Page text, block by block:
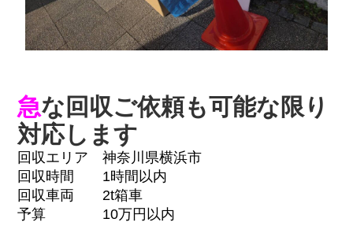
急な回収ご依頼も可能な限り
対応します
回収エリア 神奈川県横浜市
回収時間 1時間以内
回収車両 2t箱車
予算 10万円以内